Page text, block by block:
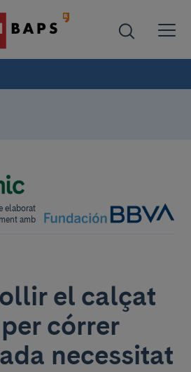
elaborat
amb
el calçat
córrer
necessitat